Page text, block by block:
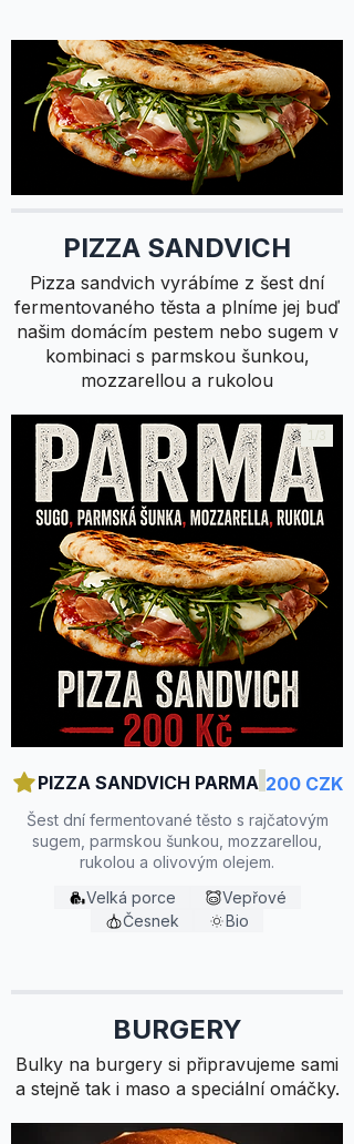
PIZZA SANDVICH
Pizza sandvich vyrábíme z šest dní
fermentovaného těsta a plníme jej buď
našim domácím pestem nebo sugem v
kombinaci s parmskou šunkou,
mozzarellou a rukolou
PIZZA SANDVICH PARMA
Šest dní fermentované těsto s rajčatovým
sugem, parmskou šunkou, mozzarellou,
rukolou a olivovým olejem.
200 CZK
Velká porce
Vepřové
Česnek
Bio
BURGERY
Bulky na burgery si připravujeme sami
a stejně tak i maso a speciální omáčky.